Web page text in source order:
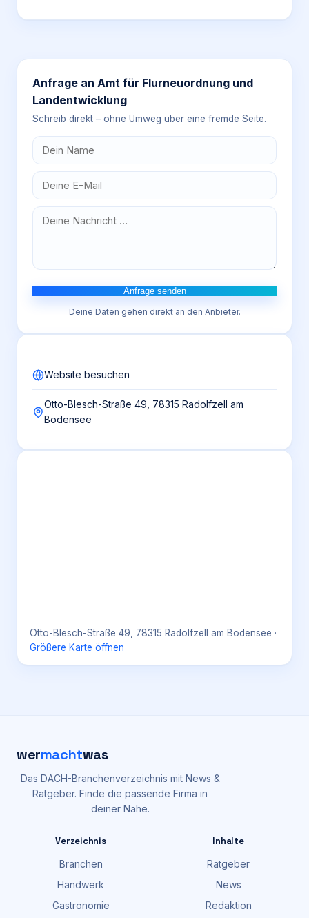
Anfrage an Amt für Flurneuordnung und
Landentwicklung
Schreib direkt – ohne Umweg über eine fremde Seite.
Anfrage senden
Deine Daten gehen direkt an den Anbieter.
Website besuchen
Otto-Blesch-Straße 49, 78315 Radolfzell am
Bodensee
Otto-Blesch-Straße 49, 78315 Radolfzell am Bodensee ·
Größere Karte öffnen
wermachtwas
Das DACH-Branchenverzeichnis mit News &
Ratgeber. Finde die passende Firma in
deiner Nähe.
Verzeichnis
Branchen
Handwerk
Gastronomie
Inhalte
Ratgeber
News
Redaktion